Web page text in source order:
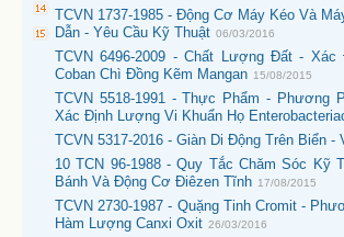
TCVN 1737-1985 - Động Cơ Máy Kéo Và
Dẫn - Yêu Cầu Kỹ Thuật 06/03/2016
TCVN 6496-2009 - Chất Lượng Đất - Xác
Coban Chì Đồng Kẽm Mangan 15/08/2015
TCVN 5518-1991 - Thực Phẩm - Phương
Xác Định Lượng Vi Khuẩn Họ
TCVN 5317-2016 - Giàn Di Động Trên Biển -
10 TCN 96-1988 - Quy Tắc Chăm Sóc Kỹ
Bánh Và Động Cơ Điêzen Tĩnh 17/08/2015
TCVN 2730-1987 - Quặng Tinh Cromit -
Hàm Lượng Canxi Oxit 26/03/2016